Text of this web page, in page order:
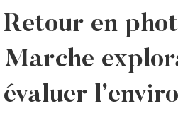
Retour en
Marche
évaluer